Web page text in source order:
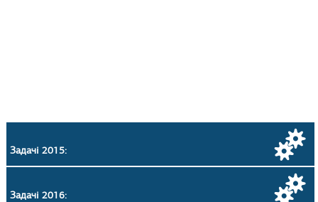
Задачі 2015:
Задачі 2016: